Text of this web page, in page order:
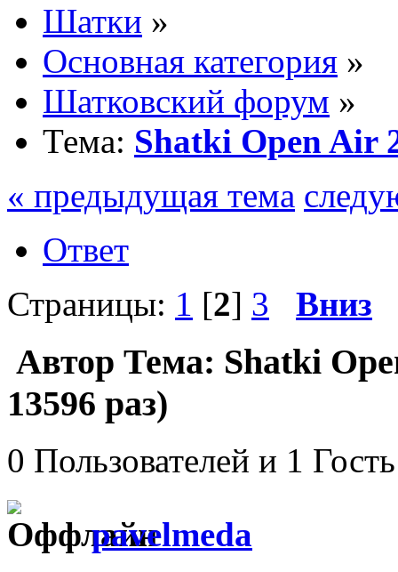
Шатки »
Основная категория »
Шатковский форум »
Тема: Shatki Open Air
« предыдущая тема
Ответ
Страницы: 1 [2] 3 Вниз
Автор Тема: Shatki
13596 раз)
0 Пользователей и 1
pavelmeda